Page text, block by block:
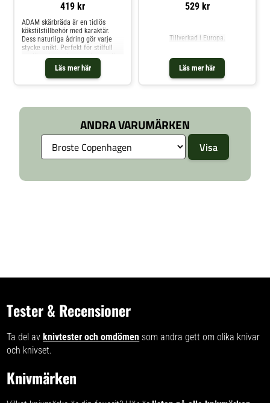
419 kr
Läs mer här
ADAM skärbräda är en tidlös
kökstilstillbehör med karaktär.
Dess naturliga ådring gör varje
stycke unikt. Perfekt för stilfull
uppläggning och servering av dina
kulinariska skapelser.
529 kr
Läs mer här
Tillverkad i Europa.
ANDRA VARUMÄRKEN
Tester & Recensioner
Ta del av knivtester och omdömen som andra gett om olika knivar
och knivset.
Knivmärken